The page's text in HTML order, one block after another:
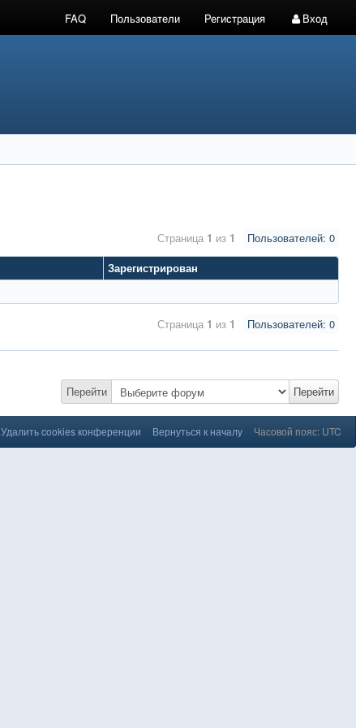
FAQ Пользователи Регистрация Вход
Пользователей: 0
Страница 1 из 1
Зарегистрирован
Пользователей: 0
Страница 1 из 1
Перейти Перейти
Удалить cookies конференции Вернуться к началу Часовой пояс: UTC